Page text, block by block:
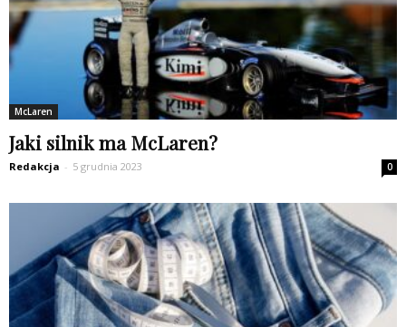
McLaren
Jaki silnik ma McLaren?
Redakcja - 5 grudnia 2023 0